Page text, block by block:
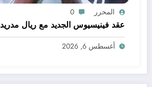
المحرر 0
عقد فينيسيوس الجديد مع ريال مدريد
أغسطس 6, 2026